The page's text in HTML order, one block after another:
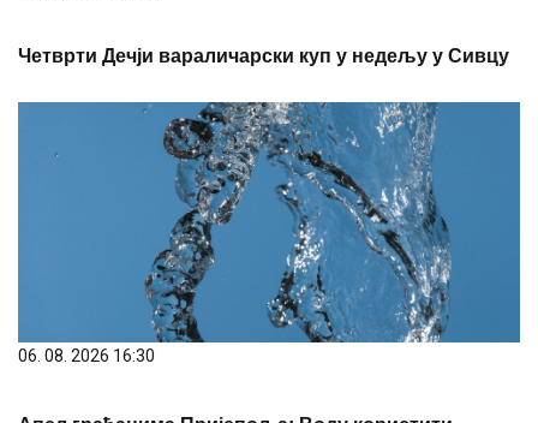
Четврти Дечји вараличарски куп у недељу у Сивцу
06. 08. 2026 16:30